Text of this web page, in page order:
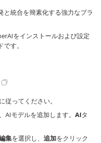
と統合を簡素化する強力なプラ
をインストールおよび設定
す。
に従ってください。
モデルを追加します。 AIタ
集を選択し、 追加をクリック